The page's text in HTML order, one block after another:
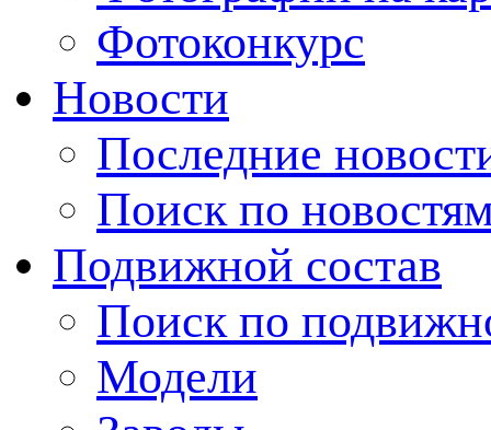
Фотоконкурс
Новости
Последние
Поиск по
Подвижной состав
Поиск по
Модели